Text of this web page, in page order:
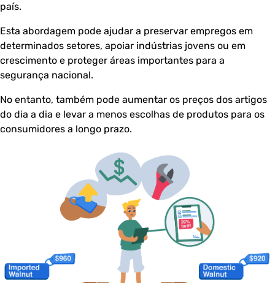
país.
Esta abordagem pode ajudar a preservar empregos em
determinados setores, apoiar indústrias jovens ou em
crescimento e proteger áreas importantes para a
segurança nacional.
No entanto, também pode aumentar os preços dos artigos
do dia a dia e levar a menos escolhas de produtos para os
consumidores a longo prazo.